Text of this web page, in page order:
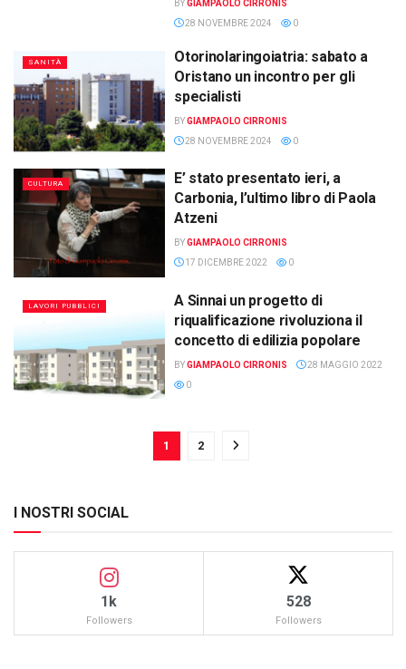
BYGIAMPAOLO CIRRONIS
28 NOVEMBRE 2024
0
SANITÀ
Otorinolaringoiatria: sabato a
Oristano un incontro per gli
specialisti
BYGIAMPAOLO CIRRONIS
28 NOVEMBRE 2024
0
CULTURA
E’ stato presentato ieri, a
Carbonia, l’ultimo libro di Paola
Atzeni
BYGIAMPAOLO CIRRONIS
17 DICEMBRE 2022
0
LAVORI PUBBLICI
A Sinnai un progetto di
riqualificazione rivoluziona il
concetto di edilizia popolare
BYGIAMPAOLO CIRRONIS
28 MAGGIO 2022
0
1 2
I NOSTRI SOCIAL
1k
Followers
528
Followers